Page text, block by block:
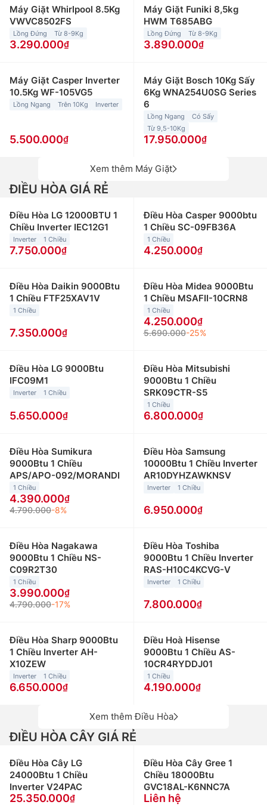
Máy Giặt Whirlpool 8.5Kg
VWVC8502FS
Lồng Đứng Từ 8-9Kg
3.290.000
Máy Giặt Funiki 8,5kg
HWM T685ABG
Lồng Đứng Từ 8-9Kg
3.890.000
Máy Giặt Casper Inverter
10.5Kg WF-105VG5
Lồng Ngang Trên 10Kg Inverter
5.500.000
Máy Giặt Bosch 10Kg Sấy
6Kg WNA254U0SG Series
6
Lồng Ngang
Có Sấy
Từ 9,5-10Kg
17.950.000
Xem thêm Máy Giặt
ĐIỀU HÒA GIÁ RẺ
Điều Hòa LG 12000BTU 1
Chiều Inverter IEC12G1
Inverter 1 Chiều
7.750.000
Điều Hòa Casper 9000btu
1 Chiều SC-09FB36A
1 Chiều
4.250.000
Điều Hòa Daikin 9000Btu
1 Chiều FTF25XAV1V
1 Chiều
7.350.000
Điều Hòa Midea 9000Btu
1 Chiều MSAFII-10CRN8
1 Chiều
4.250.000
5.690.000-25%
Điều Hòa LG 9000Btu
IFC09M1
Inverter 1 Chiều
5.650.000
Điều Hòa Mitsubishi
9000Btu 1 Chiều
SRK09CTR-S5
1 Chiều
6.800.000
Điều Hòa Sumikura
9000Btu 1 Chiều
APS/APO-092/MORANDI
1 Chiều
4.390.000
4.790.000-8%
Điều Hòa Samsung
10000Btu 1 Chiều Inverter
AR10DYHZAWKNSV
Inverter 1 Chiều
6.950.000
Điều Hòa Nagakawa
9000Btu 1 Chiều NS-
C09R2T30
1 Chiều
3.990.000
4.790.000-17%
Điều Hòa Toshiba
9000Btu 1 Chiều Inverter
RAS-H10C4KCVG-V
Inverter 1 Chiều
7.800.000
Điều Hòa Sharp 9000Btu
1 Chiều Inverter AH-
X10ZEW
Inverter 1 Chiều
6.650.000
Điều Hoà Hisense
9000Btu 1 Chiều AS-
10CR4RYDDJ01
1 Chiều
4.190.000
Xem thêm Điều Hòa
ĐIỀU HÒA CÂY GIÁ RẺ
Điều Hòa Cây LG
24000Btu 1 Chiều
Inverter V24PAC
25.350.000
Điều Hòa Cây Gree 1
Chiều 18000Btu
GVC18AL-K6NNC7A
Liên hệ